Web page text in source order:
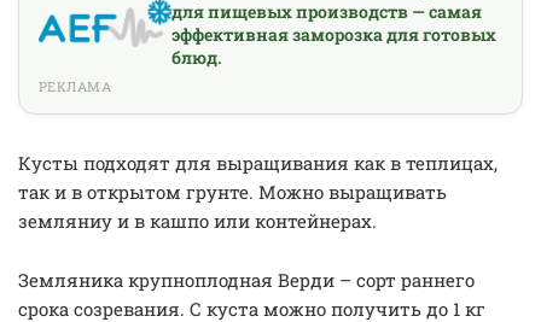
для пищевых производств — самая
эффективная заморозка для готовых
блюд.
РЕКЛАМА
Кусты подходят для выращивания как в теплицах,
так и в открытом грунте. Можно выращивать
земляниу и в кашпо или контейнерах.
Земляника крупноплодная Верди – сорт раннего
срока созревания. С куста можно получить до 1 кг